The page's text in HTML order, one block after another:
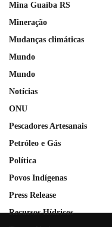
Mina Guaíba RS
Mineração
Mudanças climáticas
Mundo
Mundo
Notícias
ONU
Pescadores Artesanais
Petróleo e Gás
Política
Povos Indígenas
Press Release
Recursos Hídricos